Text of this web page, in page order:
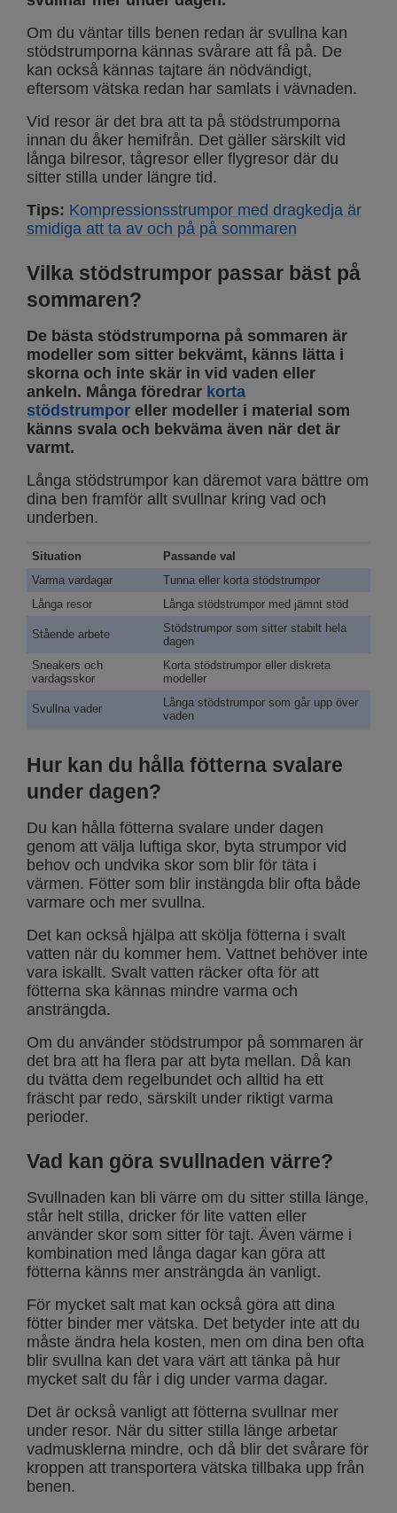
Om du väntar tills benen redan är svullna kan
stödstrumporna kännas svårare att få på. De
kan också kännas tajtare än nödvändigt,
eftersom vätska redan har samlats i vävnaden.
Vid resor är det bra att ta på stödstrumporna
innan du åker hemifrån. Det gäller särskilt vid
långa bilresor, tågresor eller flygresor där du
sitter stilla under längre tid.
Tips: Kompressionsstrumpor med dragkedja är
smidiga att ta av och på på sommaren
Vilka stödstrumpor passar bäst på
sommaren?
De bästa stödstrumporna på sommaren är
modeller som sitter bekvämt, känns lätta i
skorna och inte skär in vid vaden eller
ankeln. Många föredrar korta
stödstrumpor eller modeller i material som
känns svala och bekväma även när det är
varmt.
Långa stödstrumpor kan däremot vara bättre om
dina ben framför allt svullnar kring vad och
underben.
Situation
Passande val
Varma vardagar
Tunna eller korta stödstrumpor
Långa resor
Långa stödstrumpor med jämnt stöd
Stående arbete
Stödstrumpor som sitter stabilt hela
dagen
Sneakers och
vardagsskor
Korta stödstrumpor eller diskreta
modeller
Svullna vader
Långa stödstrumpor som går upp över
vaden
Hur kan du hålla fötterna svalare
under dagen?
Du kan hålla fötterna svalare under dagen
genom att välja luftiga skor, byta strumpor vid
behov och undvika skor som blir för täta i
värmen. Fötter som blir instängda blir ofta både
varmare och mer svullna.
Det kan också hjälpa att skölja fötterna i svalt
vatten när du kommer hem. Vattnet behöver inte
vara iskallt. Svalt vatten räcker ofta för att
fötterna ska kännas mindre varma och
ansträngda.
Om du använder stödstrumpor på sommaren är
det bra att ha flera par att byta mellan. Då kan
du tvätta dem regelbundet och alltid ha ett
fräscht par redo, särskilt under riktigt varma
perioder.
Vad kan göra svullnaden värre?
Svullnaden kan bli värre om du sitter stilla länge,
står helt stilla, dricker för lite vatten eller
använder skor som sitter för tajt. Även värme i
kombination med långa dagar kan göra att
fötterna känns mer ansträngda än vanligt.
För mycket salt mat kan också göra att dina
fötter binder mer vätska. Det betyder inte att du
måste ändra hela kosten, men om dina ben ofta
blir svullna kan det vara värt att tänka på hur
mycket salt du får i dig under varma dagar.
Det är också vanligt att fötterna svullnar mer
under resor. När du sitter stilla länge arbetar
vadmusklerna mindre, och då blir det svårare för
kroppen att transportera vätska tillbaka upp från
benen.